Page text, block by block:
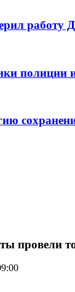
работу
полиции
провели